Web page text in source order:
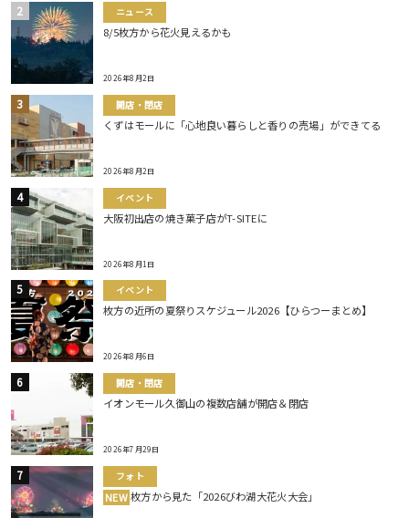
ニュース
8/5枚方から花火見えるかも
2026年8月2日
開店・閉店
くずはモールに「心地良い暮らしと香りの売場」ができてる
2026年8月2日
イベント
大阪初出店の焼き菓子店がT-SITEに
2026年8月1日
イベント
枚方の近所の夏祭りスケジュール2026【ひらつーまとめ】
2026年8月6日
開店・閉店
イオンモール久御山の複数店舗が開店＆閉店
2026年7月29日
フォト
NEW 枚方から見た「2026びわ湖大花火大会」